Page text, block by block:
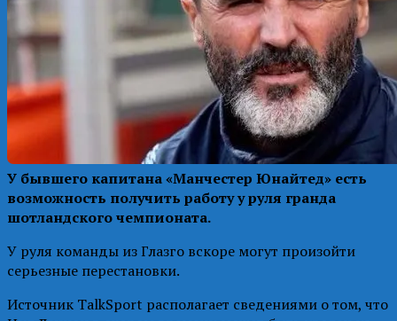
У бывшего капитана «Манчестер Юнайтед» есть
возможность получить работу у руля гранда
шотландского чемпионата.
У руля команды из Глазго вскоре могут произойти
серьезные перестановки.
Источник TalkSport располагает сведениями о том, что